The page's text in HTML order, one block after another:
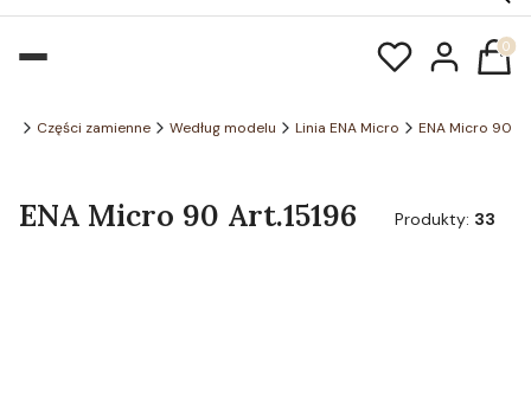
Części zamienne Według modelu Linia ENA Micro ENA Micro 90
ENA Micro 90 Art.15196 Produkty: 33